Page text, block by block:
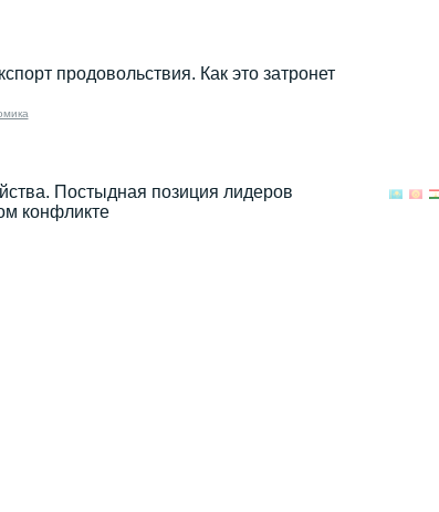
продовольствия. Как это затронет
Постыдная позиция лидеров
конфликте